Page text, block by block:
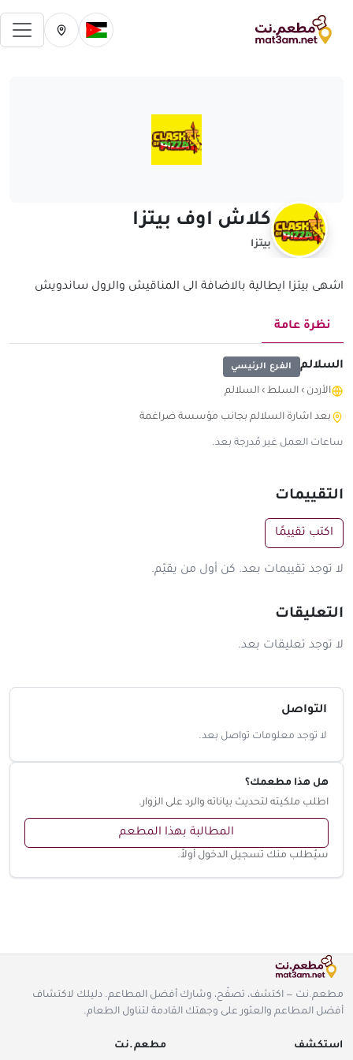
تغيير الدولة الحالية
تغيير المدينة
كلاش اوف بيتزا
بيتزا
اشهى بيتزا ايطالية بالاضافة الى المناقيش والرول ساندويش
نظرة عامة
السلالم الفرع الرئيسي
الأردن › السلط › السلالم
بعد اشارة السلالم بجانب مؤسسة ضراغمة
ساعات العمل غير مُدرجة بعد.
التقييمات
اكتب تقييمًا
لا توجد تقييمات بعد. كن أول من يقيّم.
التعليقات
لا توجد تعليقات بعد.
التواصل
لا توجد معلومات تواصل بعد.
هل هذا مطعمك؟
اطلب ملكيته لتحديث بياناته والرد على الزوار.
المطالبة بهذا المطعم
سيُطلب منك تسجيل الدخول أولاً.
مطعم.نت — اكتشف، تصفّح، وشارك أفضل المطاعم. دليلك لاكتشاف
أفضل المطاعم والعثور على وجهتك القادمة لتناول الطعام.
استكشف مطعم.نت